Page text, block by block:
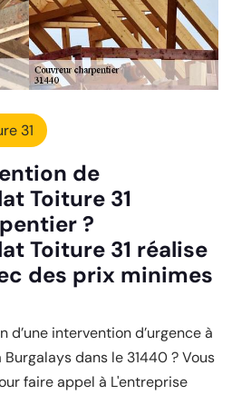
31
de
Toiture 31
?
Toiture 31 réalise
des prix minimes
intervention d’urgence à
dans le 31440 ? Vous
faire appel à L'entreprise